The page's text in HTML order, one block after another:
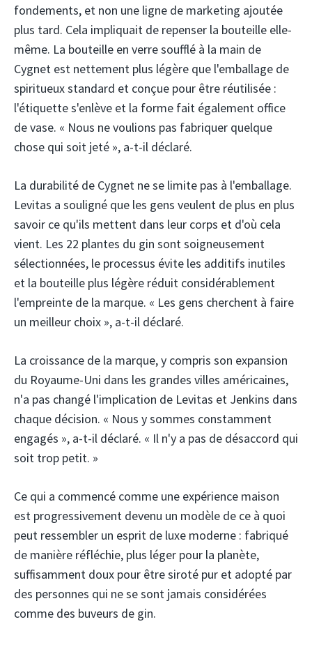
fondements, et non une ligne de marketing ajoutée
plus tard. Cela impliquait de repenser la bouteille elle-
même. La bouteille en verre soufflé à la main de
Cygnet est nettement plus légère que l'emballage de
spiritueux standard et conçue pour être réutilisée :
l'étiquette s'enlève et la forme fait également office
de vase. « Nous ne voulions pas fabriquer quelque
chose qui soit jeté », a-t-il déclaré.
La durabilité de Cygnet ne se limite pas à l'emballage.
Levitas a souligné que les gens veulent de plus en plus
savoir ce qu'ils mettent dans leur corps et d'où cela
vient. Les 22 plantes du gin sont soigneusement
sélectionnées, le processus évite les additifs inutiles
et la bouteille plus légère réduit considérablement
l'empreinte de la marque. « Les gens cherchent à faire
un meilleur choix », a-t-il déclaré.
La croissance de la marque, y compris son expansion
du Royaume-Uni dans les grandes villes américaines,
n'a pas changé l'implication de Levitas et Jenkins dans
chaque décision. « Nous y sommes constamment
engagés », a-t-il déclaré. « Il n'y a pas de désaccord qui
soit trop petit. »
Ce qui a commencé comme une expérience maison
est progressivement devenu un modèle de ce à quoi
peut ressembler un esprit de luxe moderne : fabriqué
de manière réfléchie, plus léger pour la planète,
suffisamment doux pour être siroté pur et adopté par
des personnes qui ne se sont jamais considérées
comme des buveurs de gin.